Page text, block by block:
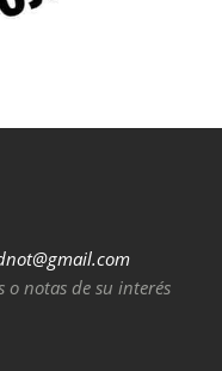
notas de su interés